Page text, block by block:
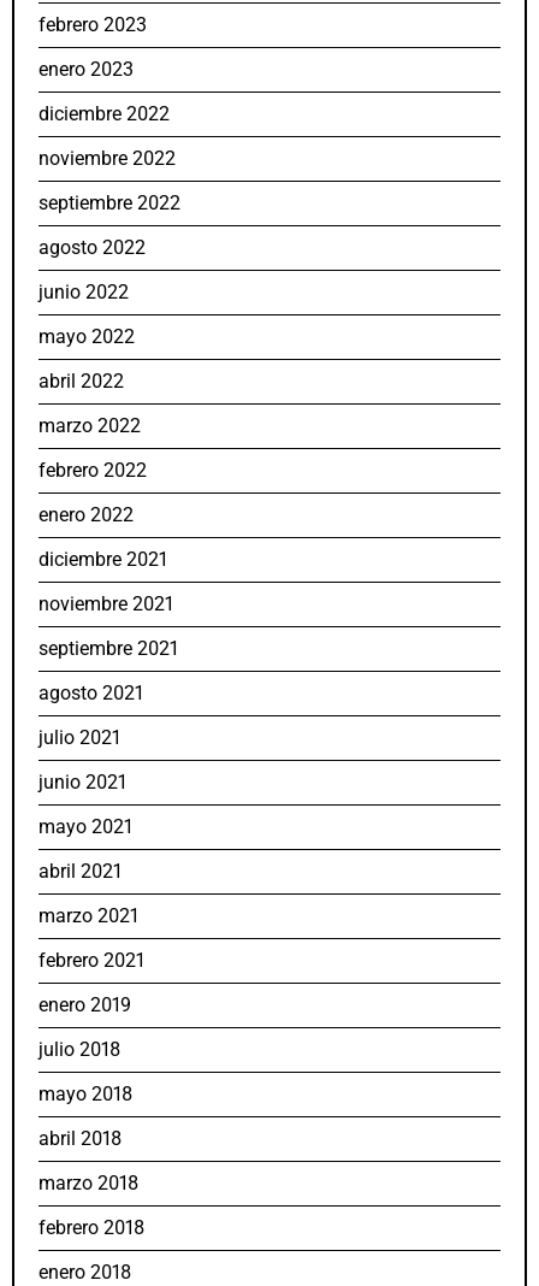
febrero 2023
enero 2023
diciembre 2022
noviembre 2022
septiembre 2022
agosto 2022
junio 2022
mayo 2022
abril 2022
marzo 2022
febrero 2022
enero 2022
diciembre 2021
noviembre 2021
septiembre 2021
agosto 2021
julio 2021
junio 2021
mayo 2021
abril 2021
marzo 2021
febrero 2021
enero 2019
julio 2018
mayo 2018
abril 2018
marzo 2018
febrero 2018
enero 2018